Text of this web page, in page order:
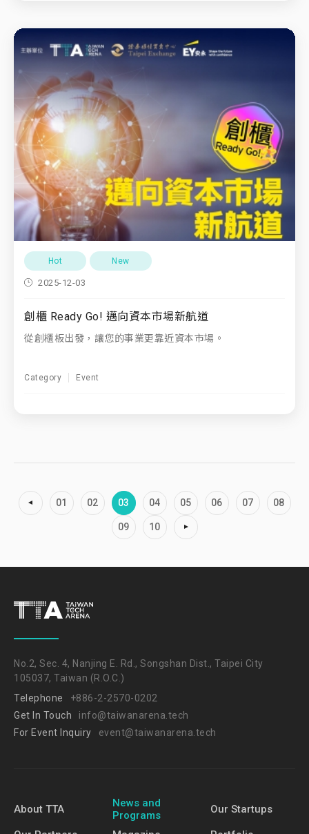
Hot New
2025-12-03
創櫃 Ready Go! 邁向資本市場新航道
從創櫃板出發，讓您的事業更靠近資本市場。
Category Event
01 02 03 04 05 06 07 08
09 10
No.2, Sec. 4, Nanjing E. Rd., Songshan Dist., Taipei City
105037, Taiwan (R.O.C.)
Telephone
+886-2-2570-0202
Get In Touch
info@taiwanarena.tech
For Event Inquiry
event@taiwanarena.tech
About TTA
News and
Programs
Our Startups